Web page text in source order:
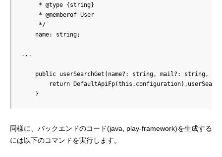
     * @type {string}
     * @memberof User
     */
    name: string;
...
public userSearchGet(name?: string, mail?: string,
return
    }
同様に、バックエンドのコード(java, play-framework)を生成する
には以下のコマンドを実行します。